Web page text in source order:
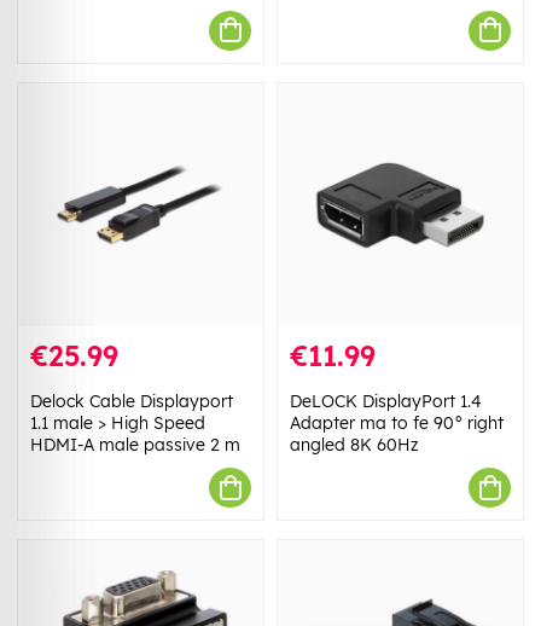
€25.99
Delock Cable Displayport
1.1 male > High Speed
HDMI-A male passive 2 m
€11.99
DeLOCK DisplayPort 1.4
Adapter ma to fe 90° right
angled 8K 60Hz